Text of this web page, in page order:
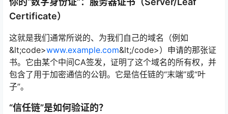
Certificate）
这就是我们通常所说的、为我们自己的域名（例如
&lt;code>www.example.com&lt;/code>）申请的那张证
书。它由某个中间CA签发，证明了这个域名的所有权，并
包含了用于加密通信的公钥。它是信任链的“末端”或“叶
子”。
“信任链”是如何验证的？